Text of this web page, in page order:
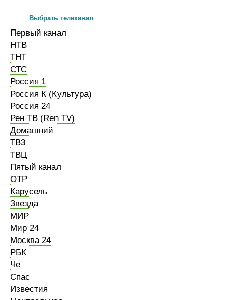
Выбрать телеканал
Первый канал
НТВ
ТНТ
СТС
Россия 1
Россия К (Культура)
Россия 24
Рен ТВ (Ren TV)
Домашний
ТВ3
ТВЦ
Пятый канал
ОТР
Карусель
Звезда
МИР
Мир 24
Москва 24
РБК
Че
Спас
Известия